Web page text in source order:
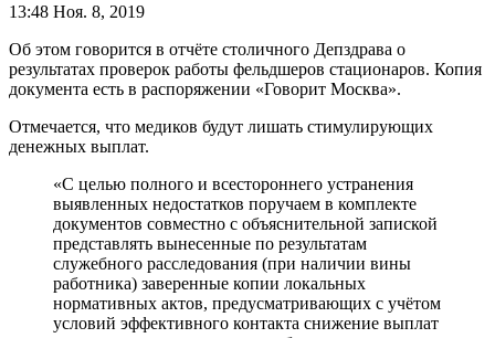
13:48 Ноя. 8, 2019
Об этом говорится в отчёте столичного Депздрава о
результатах проверок работы фельдшеров стационаров. Копия
документа есть в распоряжении «Говорит Москва».
Отмечается, что медиков будут лишать стимулирующих
денежных выплат.
«С целью полного и всестороннего устранения
выявленных недостатков поручаем в комплекте
документов совместно с объяснительной запиской
представлять вынесенные по результатам
служебного расследования (при наличии вины
работника) заверенные копии локальных
нормативных актов, предусматривающих с учётом
условий эффективного контакта снижение выплат